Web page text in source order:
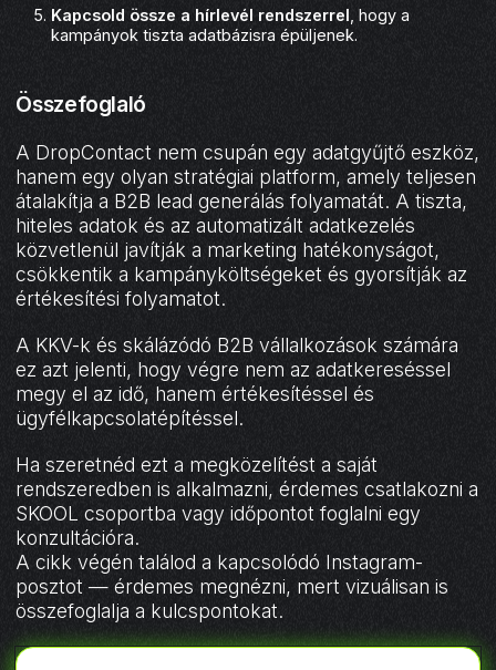
Kapcsold össze a hírlevél rendszerrel , hogy a
kampányok tiszta adatbázisra épüljenek.
Összefoglaló
A DropContact nem csupán egy adatgyűjtő eszköz,
hanem egy olyan stratégiai platform, amely teljesen
átalakítja a B2B lead generálás folyamatát. A tiszta,
hiteles adatok és az automatizált adatkezelés
közvetlenül javítják a marketing hatékonyságot,
csökkentik a kampányköltségeket és gyorsítják az
értékesítési folyamatot.
A KKV-k és skálázódó B2B vállalkozások számára
ez azt jelenti, hogy végre nem az adatkereséssel
megy el az idő, hanem értékesítéssel és
ügyfélkapcsolatépítéssel.
Ha szeretnéd ezt a megközelítést a saját
rendszeredben is alkalmazni, érdemes csatlakozni a
SKOOL csoportba vagy időpontot foglalni egy
konzultációra.
A cikk végén találod a kapcsolódó Instagram-
posztot — érdemes megnézni, mert vizuálisan is
összefoglalja a kulcspontokat.